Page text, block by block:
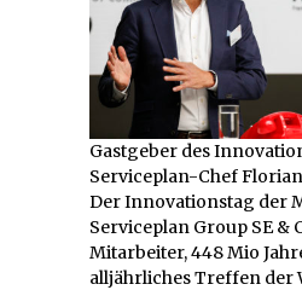
Gastgeber des
Serviceplan-Chef
Der Innovationstag der
Serviceplan Group SE &
Mitarbeiter, 448 Mio
alljährliches Treffen der